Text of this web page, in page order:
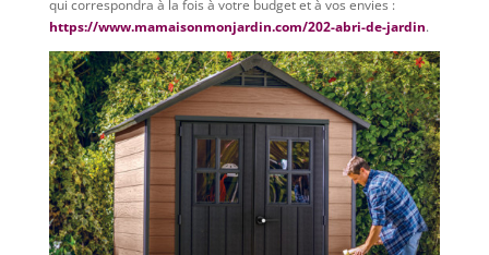
qui correspondra à la fois à votre budget et à vos envies :
https://www.mamaisonmonjardin.com/202-abri-de-jardin.